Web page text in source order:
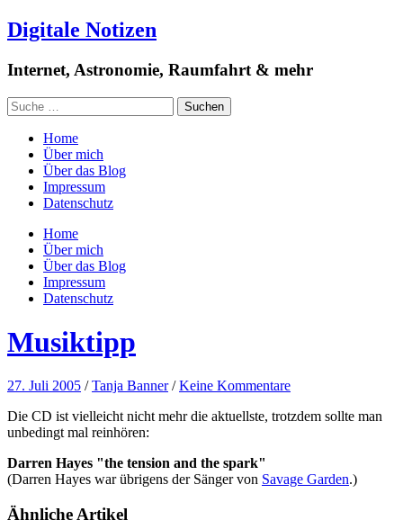
Digitale Notizen
Internet, Astronomie, Raumfahrt & mehr
Home
Über mich
Über das Blog
Impressum
Datenschutz
Home
Über mich
Über das Blog
Impressum
Datenschutz
Musiktipp
27. Juli 2005 /Tanja Banner /Keine Kommentare
Die CD ist vielleicht nicht mehr die aktuellste, trotzdem sollte man
unbedingt mal reinhören:
Darren Hayes "the tension and the spark"
(Darren Hayes war übrigens der Sänger von Savage Garden.)
Ähnliche Artikel